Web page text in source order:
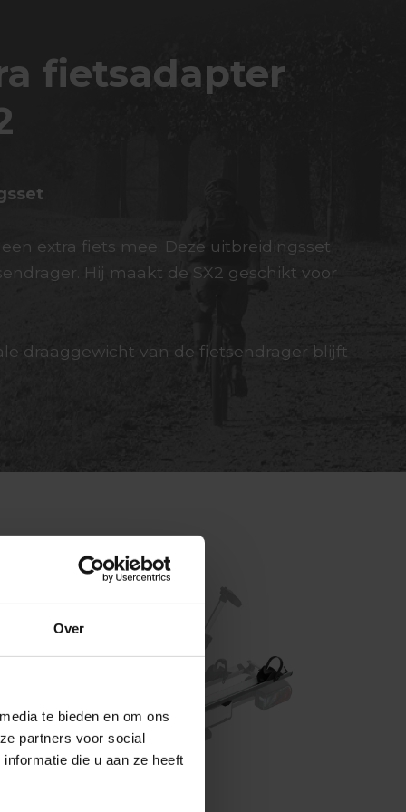
Over
te bieden en om ons
partners voor social
die u aan ze heeft
fietsadapter
extra fiets mee. Deze uitbreidingsset
Hij maakt de SX2 geschikt voor
draaggewicht van de fietsendrager blijft